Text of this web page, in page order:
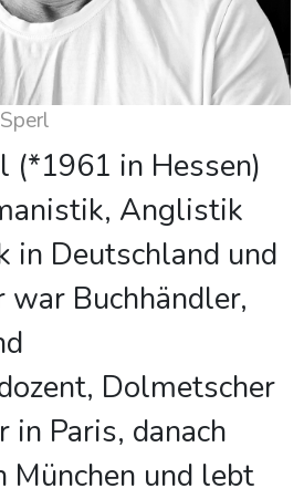
(*1961 in Hessen)
Anglistik
in Deutschland und
war Buchhändler,
Dolmetscher
in Paris, danach
München und lebt